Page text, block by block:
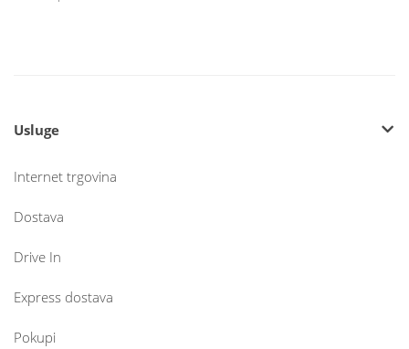
Usluge
Internet trgovina
Dostava
Drive In
Express dostava
Pokupi